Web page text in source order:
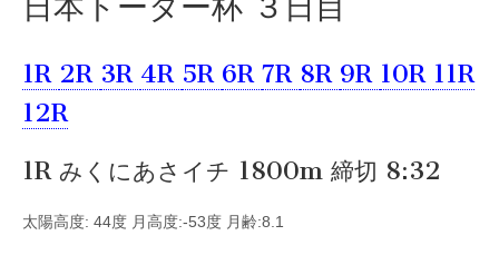
1R 2R 3R 4R 5R 6R 7R 8R 9R 10R 11R
12R
1R みくにあさイチ 1800m 締切 8:32
太陽高度: 44度 月高度:-53度 月齢:8.1